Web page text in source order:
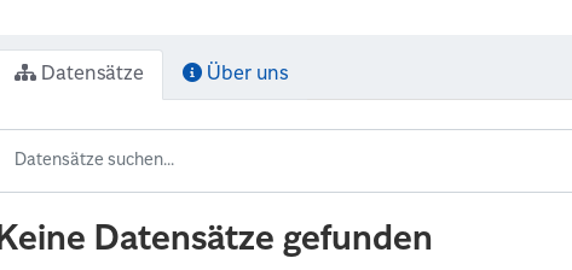
Datensätze Über uns
Keine Datensätze gefunden